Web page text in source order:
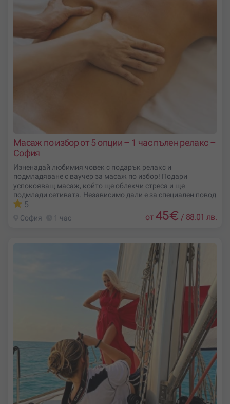
Масаж по избор от 5 опции – 1 час пълен релакс –
София
Изненадай любимия човек с подарък релакс и
подмладяване с ваучер за масаж по избор! Подари
успокояващ масаж, който ще облекчи стреса и ще
подмлади сетивата. Независимо дали е за специален повод
5
София 1 час от 45€ / 88.01 лв.